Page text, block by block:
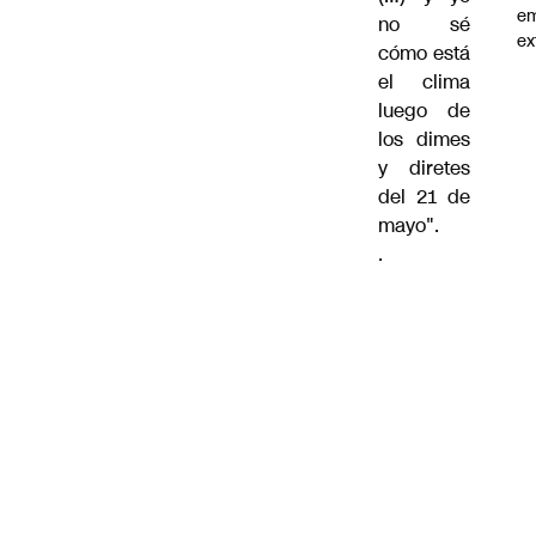
no sé
cómo está
el clima
luego de
los dimes
y diretes
del 21 de
mayo".
.